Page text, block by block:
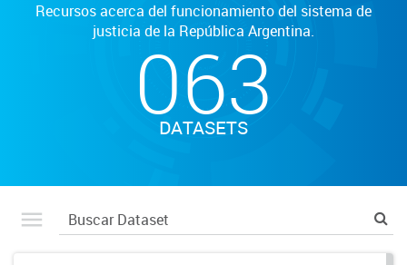
Recursos acerca del funcionamiento del sistema de
justicia de la República Argentina.
063
DATASETS